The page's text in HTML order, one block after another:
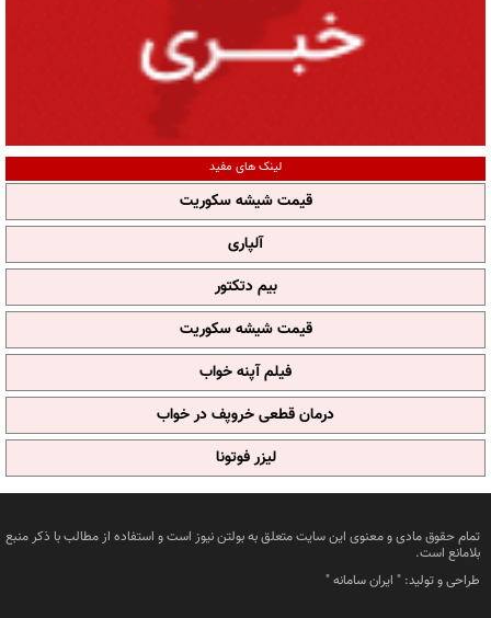
لینک های مفید
قیمت شیشه سکوریت
آلپاری
بیم دتکتور
قیمت شیشه سکوریت
فیلم آپنه خواب
درمان قطعی خروپف در خواب
لیزر فوتونا
تمام حقوق مادی و معنوی این سایت متعلق به بولتن نیوز است و استفاده از مطالب با ذکر منبع
بلامانع است.
طراحی و تولید: " ایران سامانه"